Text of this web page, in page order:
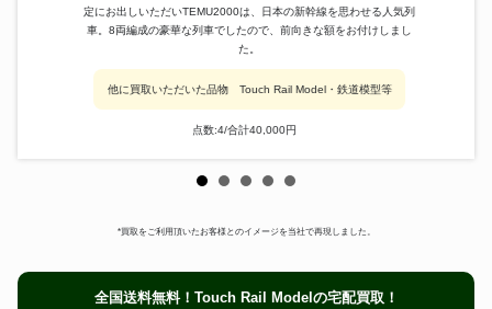
定にお出しいただいTEMU2000は、日本の新幹線を思わせる人気列
車。8両編成の豪華な列車でしたので、前向きな額をお付けしまし
た。
他に買取いただいた品物 Touch Rail Model・鉄道模型等
点数:4/合計40,000円
*買取をご利用頂いたお客様とのイメージを当社で再現しました。
全国送料無料！Touch Rail Modelの宅配買取！